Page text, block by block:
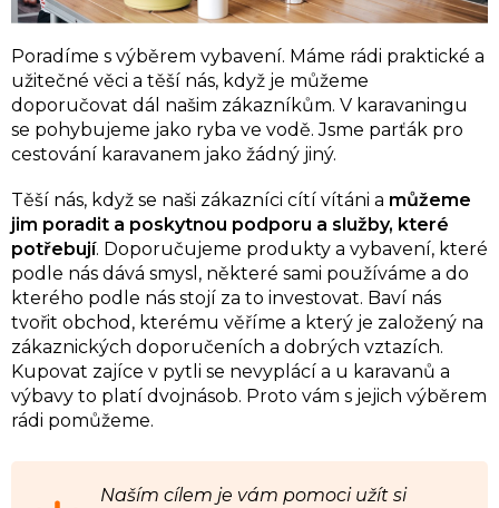
Poradíme s výběrem vybavení. Máme rádi praktické a
užitečné věci a těší nás, když je můžeme
doporučovat dál našim zákazníkům. V karavaningu
se pohybujeme jako ryba ve vodě. Jsme parťák pro
cestování karavanem jako žádný jiný.
Těší nás, když se naši zákazníci cítí vítáni a můžeme
jim poradit a poskytnou podporu a služby, které
potřebují. Doporučujeme produkty a vybavení, které
podle nás dává smysl, některé sami používáme a do
kterého podle nás stojí za to investovat. Baví nás
tvořit obchod, kterému věříme a který je založený na
zákaznických doporučeních a dobrých vztazích.
Kupovat zajíce v pytli se nevyplácí a u karavanů a
výbavy to platí dvojnásob. Proto vám s jejich výběrem
rádi pomůžeme.
Naším cílem je vám pomoci užít si